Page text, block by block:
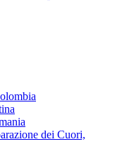
dei Cuori,